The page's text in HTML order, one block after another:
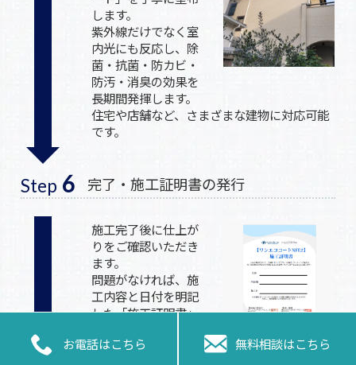
します。
紫外線だけでなく室
内光にも反応し、除
菌・抗菌・防カビ・
防汚・消臭の効果を
長期間発揮します。
住宅や店舗など、さまざまな建物に対応可能
です。
Step 6 完了・施工証明書の発行
施工完了後に仕上が
りをご確認いただき
ます。
問題がなければ、施
工内容と日付を明記
した「施工証明書」
遠方のお客様には、
 お電話はこちら  無料相談はこちら